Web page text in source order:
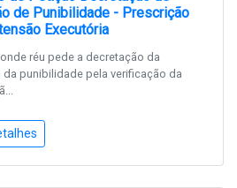
de Punibilidade - Prescrição
Executória
réu pede a decretação da
da punibilidade pela verificação da